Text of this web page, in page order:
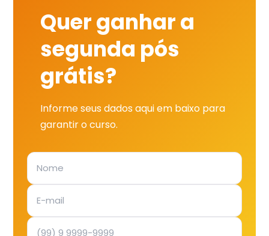
Quer ganhar a
segunda pós
grátis?
Informe seus dados aqui em baixo para
garantir o curso.